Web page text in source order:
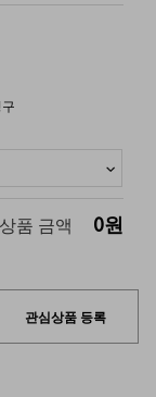
품 금액 0원
관심상품 등록